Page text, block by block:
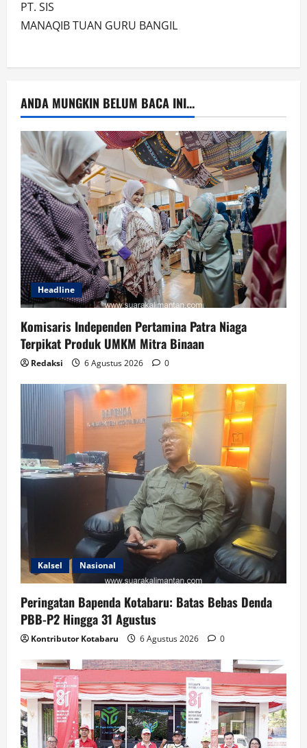
PT. SIS
MANAQIB TUAN GURU BANGIL
ANDA MUNGKIN BELUM BACA INI...
Headline
Komisaris Independen Pertamina Patra Niaga
Terpikat Produk UMKM Mitra Binaan
Redaksi 6 Agustus 2026 0
Kalsel Nasional
Peringatan Bapenda Kotabaru: Batas Bebas Denda
PBB-P2 Hingga 31 Agustus
Kontributor Kotabaru 6 Agustus 2026 0